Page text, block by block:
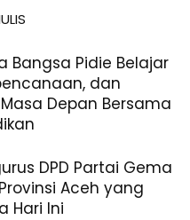
Bangsa Pidie Belajar
dan
Depan Bersama
DPD Partai Gema
Aceh yang
Hari Ini